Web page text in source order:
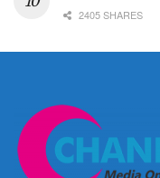
2405 SHARES